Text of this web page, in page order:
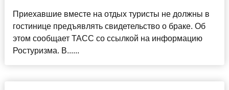
Приехавшие вместе на отдых туристы не должны в
гостинице предъявлять свидетельство о браке. Об
этом сообщает ТАСС со ссылкой на информацию
Ростуризма. В......